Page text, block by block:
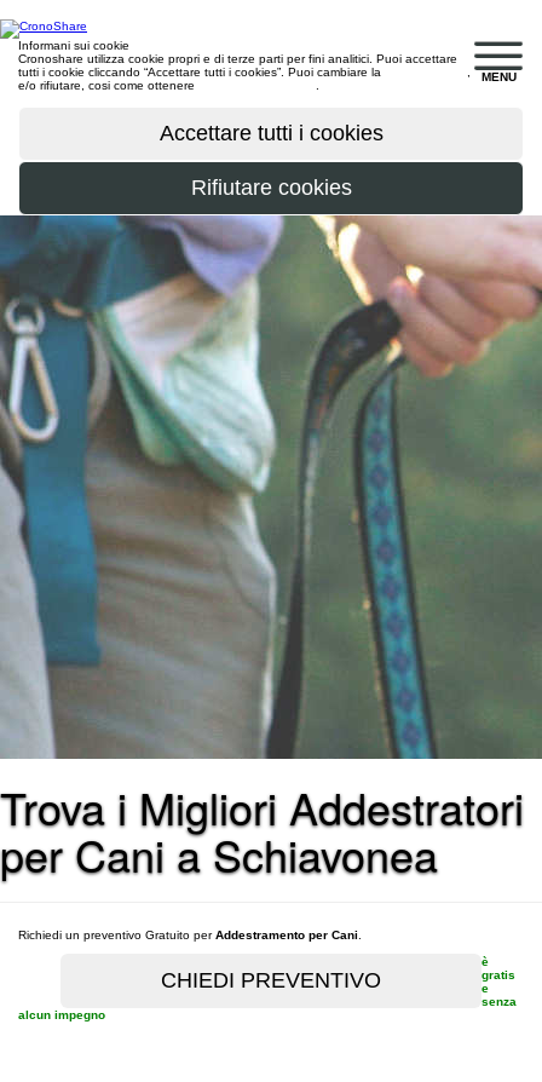
MENU
Informani sui cookie
Cronoshare utilizza cookie propri e di terze parti per fini analitici. Puoi accettare
tutti i cookie cliccando “Accettare tutti i cookies”. Puoi cambiare la
e/o rifiutare, cosi come ottenere
Trova i Migliori Addestratori
per Cani a Schiavonea
Richiedi un preventivo Gratuito perAddestramento per Cani
è
gratis
e
senza
alcun impegno